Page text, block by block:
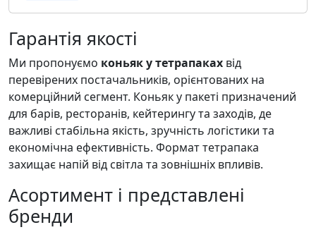
Гарантія якості
Ми пропонуємо коньяк у тетрапаках від
перевірених постачальників, орієнтованих на
комерційний сегмент. Коньяк у пакеті призначений
для барів, ресторанів, кейтерингу та заходів, де
важливі стабільна якість, зручність логістики та
економічна ефективність. Формат тетрапака
захищає напій від світла та зовнішніх впливів.
Асортимент і представлені
бренди